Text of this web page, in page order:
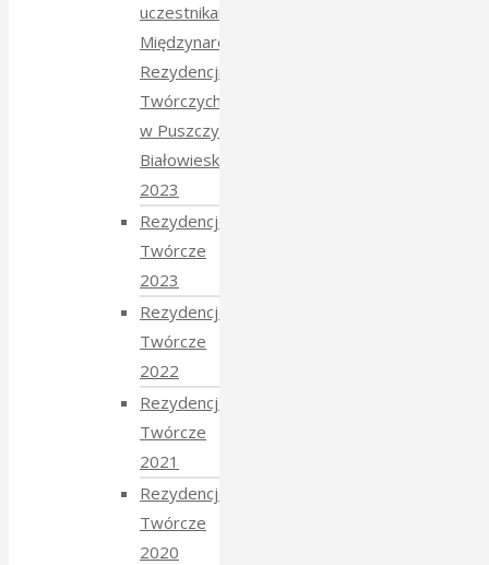
uczestnikami
Międzynarodowych
Rezydencji
Twórczych
w Puszczy
Białowieskiej
2023
Rezydencje
Twórcze
2023
Rezydencje
Twórcze
2022
Rezydencje
Twórcze
2021
Rezydencje
Twórcze
2020